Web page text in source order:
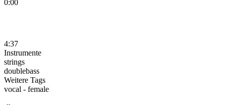
0:00
4:37
Instrumente
strings
doublebass
Weitere Tags
vocal - female